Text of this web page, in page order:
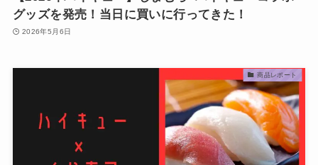
グッズを発売！当日に買いに行ってきた！
2026年5月6日
商品レポート